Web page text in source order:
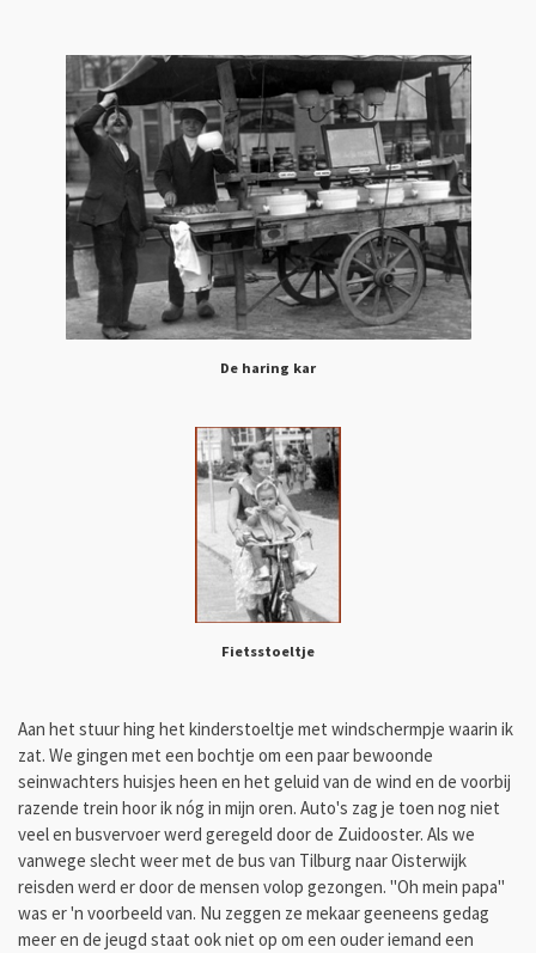
De haring kar
Fietsstoeltje
Aan het stuur hing het kinderstoeltje met windschermpje waarin ik
zat. We gingen met een bochtje om een paar bewoonde
seinwachters huisjes heen en het geluid van de wind en de voorbij
razende trein hoor ik nóg in mijn oren. Auto's zag je toen nog niet
veel en busvervoer werd geregeld door de Zuidooster. Als we
vanwege slecht weer met de bus van Tilburg naar Oisterwijk
reisden werd er door de mensen volop gezongen. "Oh mein papa"
was er 'n voorbeeld van. Nu zeggen ze mekaar geeneens gedag
meer en de jeugd staat ook niet op om een ouder iemand een